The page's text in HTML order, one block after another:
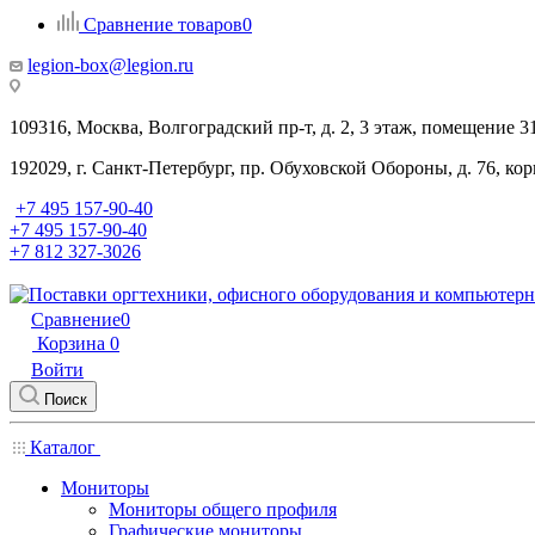
Сравнение товаров0
legion-box@legion.ru
109316, Москва, Волгоградский пр-т, д. 2, 3 этаж, помещение
192029, г. Санкт-Петербург, пр. Обуховской Обороны, д. 76,
+7 495 157-90-40
+7 495 157-90-40
+7 812 327-3026
Сравнение0
Корзина 0
Войти
Поиск
Каталог
Мониторы
Мониторы общего профиля
Графические мониторы